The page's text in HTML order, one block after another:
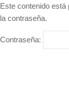
Este contenido está
la contraseña.
Contraseña: